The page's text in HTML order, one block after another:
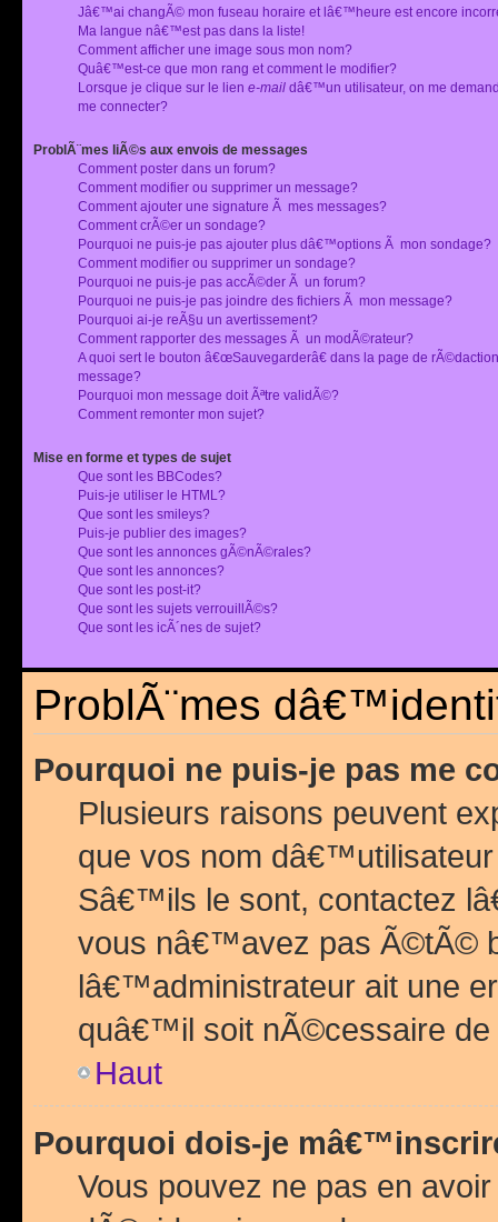
Jâ€™ai changÃ© mon fuseau horaire et lâ€™heure est encore
Ma langue nâ€™est pas dans la liste!
Comment afficher une image sous mon nom?
Quâ€™est-ce que mon rang et comment le modifier?
Lorsque je clique sur le lien e-mail dâ€™un utilisateur, on me
me connecter?
ProblÃ¨mes liÃ©s aux envois de messages
Comment poster dans un forum?
Comment modifier ou supprimer un message?
Comment ajouter une signature Ã mes messages?
Comment crÃ©er un sondage?
Pourquoi ne puis-je pas ajouter plus dâ€™options Ã mon sondage?
Comment modifier ou supprimer un sondage?
Pourquoi ne puis-je pas accÃ©der Ã un forum?
Pourquoi ne puis-je pas joindre des fichiers Ã mon message?
Pourquoi ai-je reÃ§u un avertissement?
Comment rapporter des messages Ã un modÃ©rateur?
A quoi sert le bouton â€œSauvegarderâ€ dans la page de
message?
Pourquoi mon message doit Ãªtre validÃ©?
Comment remonter mon sujet?
Mise en forme et types de sujet
Que sont les BBCodes?
Puis-je utiliser le HTML?
Que sont les smileys?
Puis-je publier des images?
Que sont les annonces gÃ©nÃ©rales?
Que sont les annonces?
Que sont les post-it?
Que sont les sujets verrouillÃ©s?
Que sont les icÃ´nes de sujet?
ProblÃ¨mes
Pourquoi ne puis-je pas me
Plusieurs raisons peuvent
que vos nom
Sâ€™ils le sont, contactez
vous nâ€™avez pas Ã©tÃ©
lâ€™administrateur ait une
quâ€™il soit nÃ©cessaire de
Haut
Pourquoi dois-je
Vous pouvez ne pas en